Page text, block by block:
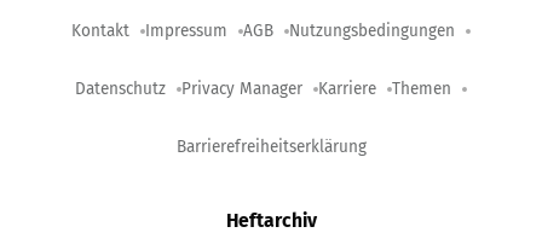
Kontakt Impressum AGB Nutzungsbedingungen
Datenschutz Privacy Manager Karriere Themen
Barrierefreiheitserklärung
Heftarchiv